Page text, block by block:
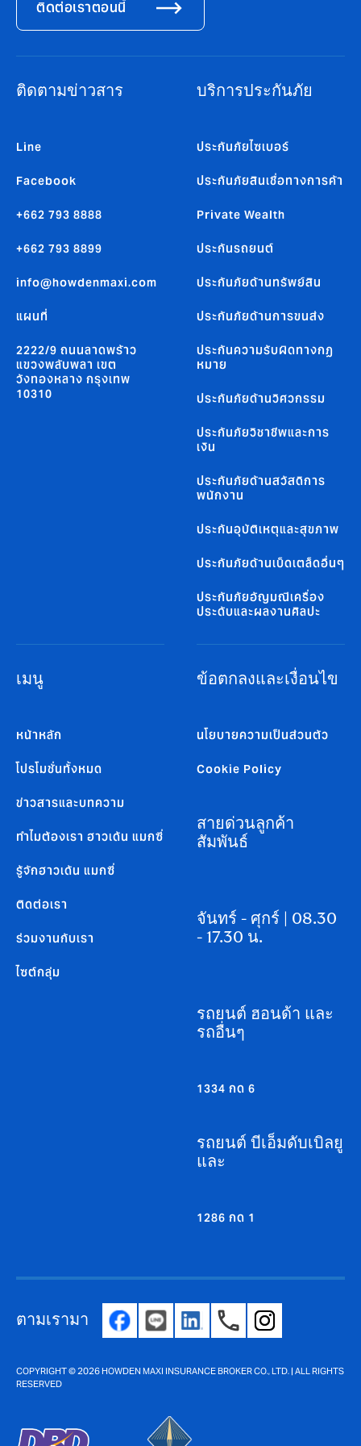
ติดต่อเราตอนนี้
ติดตามข่าวสาร
Line
Facebook
+662 793 8888
+662 793 8899
info@howdenmaxi.com
แผนที่
2222/9 ถนนลาดพร้าว
แขวงพลับพลา เขต
วังทองหลาง กรุงเทพ
10310
บริการประกันภัย
ประกันภัยไซเบอร์
ประกันภัยสินเชื่อทางการค้า
Private Wealth
ประกันรถยนต์
ประกันภัยด้านทรัพย์สิน
ประกันภัยด้านการขนส่ง
ประกันความรับผิดทางกฏ
หมาย
ประกันภัยด้านวิศวกรรม
ประกันภัยวิชาชีพและการ
เงิน
ประกันภัยด้านสวัสดิการ
พนักงาน
ประกันอุบัติเหตุและสุขภาพ
ประกันภัยด้านเบ็ดเตล็ดอื่นๆ
ประกันภัยอัญมณีเครื่อง
ประดับและผลงานศิลปะ
เมนู
หน้าหลัก
โปรโมชั่นทั้งหมด
ข่าวสารและบทความ
ทำไมต้องเรา ฮาวเด้น แมกซี่
รู้จักฮาวเด้น แมกซี่
ติดต่อเรา
ร่วมงานกับเรา
ไซต์กลุ่ม
ข้อตกลงและเงื่อนไข
นโยบายความเป็นส่วนตัว
Cookie Policy
สายด่วนลูกค้า
สัมพันธ์
จันทร์ - ศุกร์ | 08.30
- 17.30 น.
รถยนต์ ฮอนด้า และ
รถอื่นๆ
1334 กด 6
รถยนต์ บีเอ็มดับเบิลยู
และ
1286 กด 1
ตามเรามา
COPYRIGHT © 2026 HOWDEN MAXI INSURANCE BROKER CO., LTD. | ALL RIGHTS
RESERVED